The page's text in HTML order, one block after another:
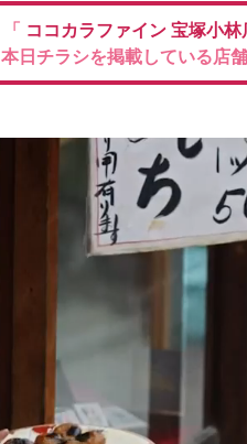
「 ココカラファイン 宝塚小林
本日チラシを掲載している店